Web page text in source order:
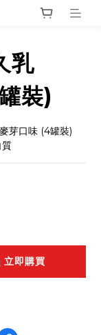
乳
裝)
芽口味 (4罐裝)
立即購買